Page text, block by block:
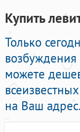
Купить
Только
можете
на Ваш адрес.